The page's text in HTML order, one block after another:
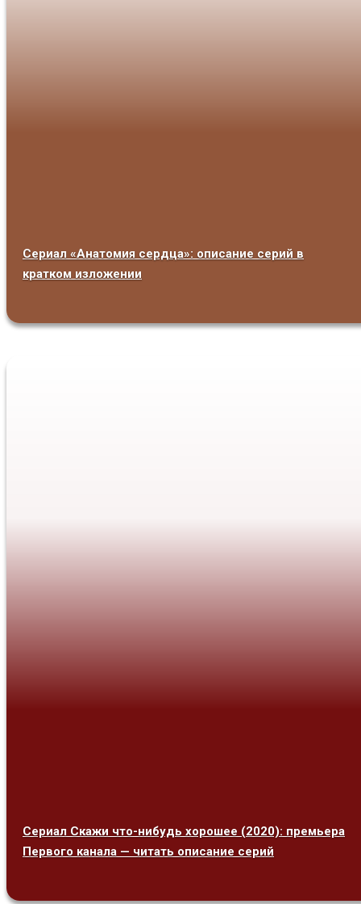
Сериал «Анатомия сердца»: описание серий в
кратком изложении
Сериал Скажи что-нибудь хорошее (2020): премьера
Первого канала — читать описание серий